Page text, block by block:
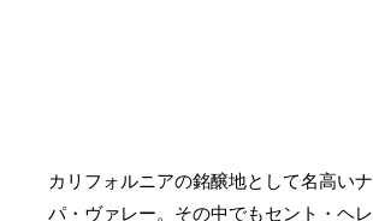
カリフォルニアの銘醸地として名高いナ
パ・ヴァレー。その中でもセント・ヘレ